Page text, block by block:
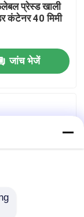
प्रेस्ड खाली
कंटेनर 40 मिमी
जांच भेजें